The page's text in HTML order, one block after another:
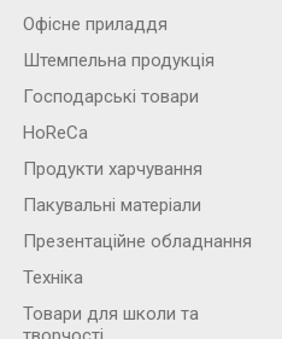
Офісне приладдя
Штемпельна продукція
Господарські товари
HoReCa
Продукти харчування
Пакувальні матеріали
Презентаційне обладнання
Техніка
Товари для школи та